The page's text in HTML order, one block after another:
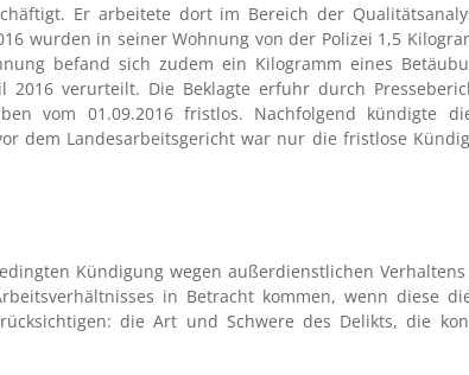
Er arbeitete dort im Bereich der
wurden in seiner Wohnung von der Polizei 1,5
befand sich zudem ein Kilogramm eines
2016 verurteilt. Die Beklagte erfuhr durch
vom 01.09.2016 fristlos. Nachfolgend kündigte
dem Landesarbeitsgericht war nur die fristlose
Kündigung wegen außerdienstlichen
in Betracht kommen, wenn diese
die Art und Schwere des Delikts, die